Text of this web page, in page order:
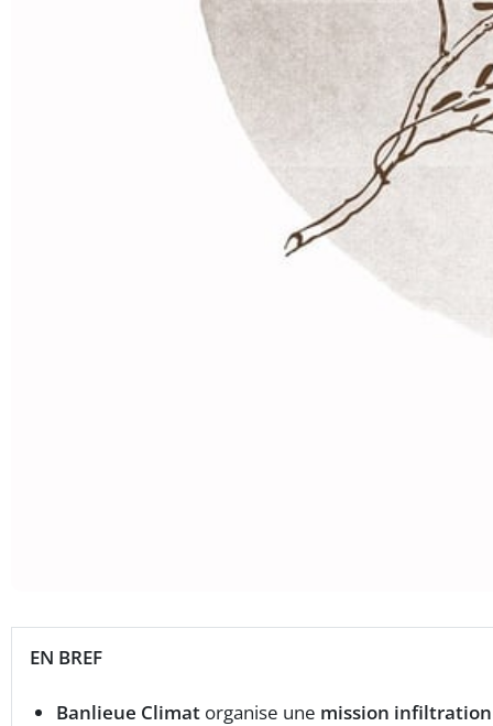
EN BREF
Banlieue Climat organise une mission infiltration